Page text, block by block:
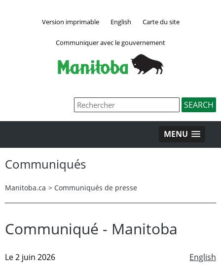
Version imprimable English Carte du site
Communiquer avec le gouvernement
MENU
Communiqués
Manitoba.ca > Communiqués de presse
Communiqué - Manitoba
English
Le 2 juin 2026